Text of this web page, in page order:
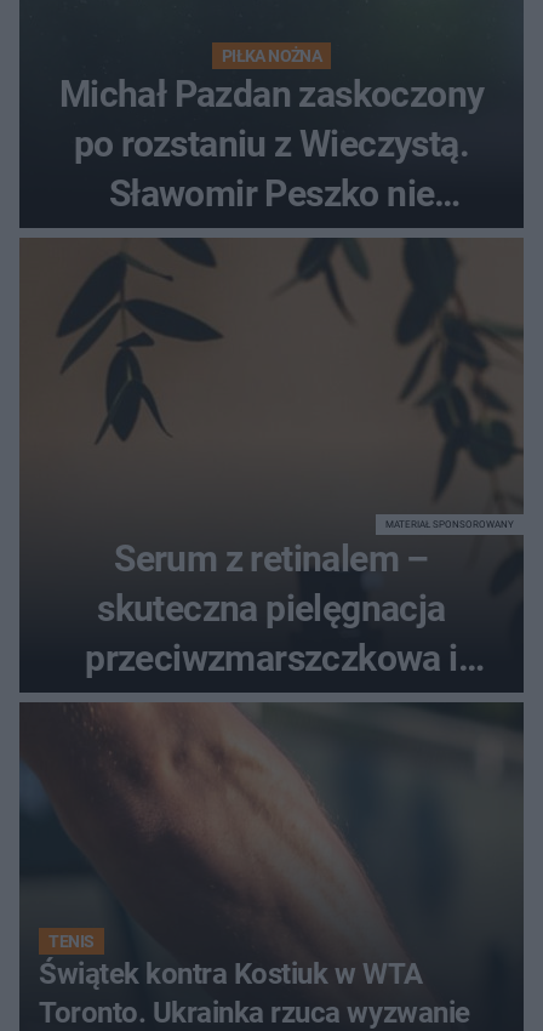
PIŁKA NOŻNA
Michał Pazdan zaskoczony
po rozstaniu z Wieczystą.
Sławomir Peszko nie
dotrzymał słowa?
Serum z retinalem –
skuteczna pielęgnacja
przeciwzmarszczkowa i
regenerująca
MATERIAŁ SPONSOROWANY
TENIS
Świątek kontra Kostiuk w WTA
Toronto. Ukrainka rzuca wyzwanie